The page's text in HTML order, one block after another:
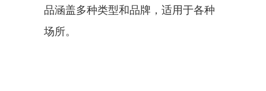
品涵盖多种类型和品牌，适用于各种
场所。